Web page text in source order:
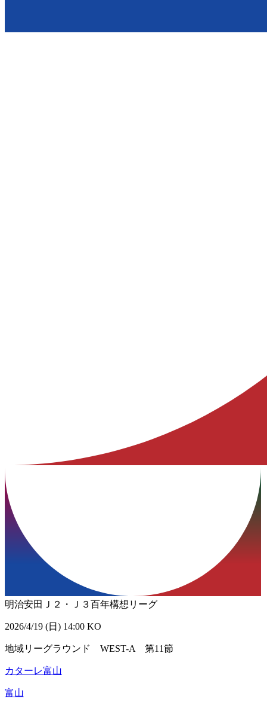
明治安田Ｊ２・Ｊ３百年構想リーグ
2026/4/19 (日) 14:00 KO
地域リーグラウンド WEST-A 第11節
カターレ富山
富山